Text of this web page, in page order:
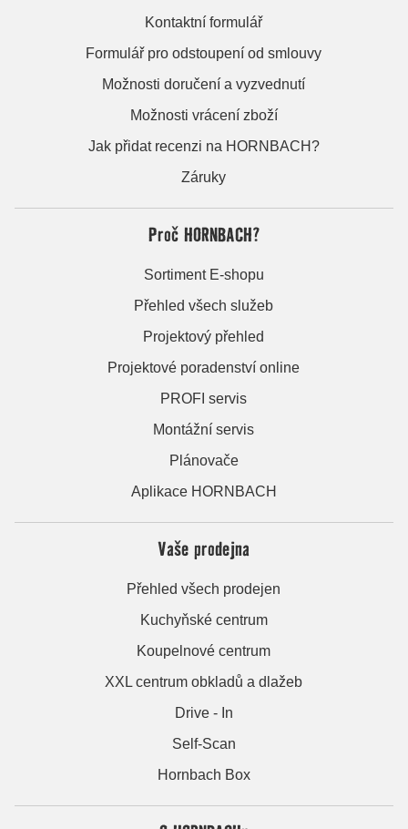
Kontaktní formulář
Formulář pro odstoupení od smlouvy
Možnosti doručení a vyzvednutí
Možnosti vrácení zboží
Jak přidat recenzi na HORNBACH?
Záruky
Proč HORNBACH?
Sortiment E-shopu
Přehled všech služeb
Projektový přehled
Projektové poradenství online
PROFI servis
Montážní servis
Plánovače
Aplikace HORNBACH
Vaše prodejna
Přehled všech prodejen
Kuchyňské centrum
Koupelnové centrum
XXL centrum obkladů a dlažeb
Drive - In
Self-Scan
Hornbach Box